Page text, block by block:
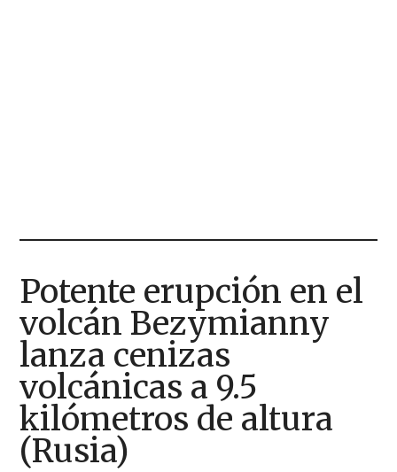
Potente erupción en el
volcán Bezymianny
lanza cenizas
volcánicas a 9.5
kilómetros de altura
(Rusia)